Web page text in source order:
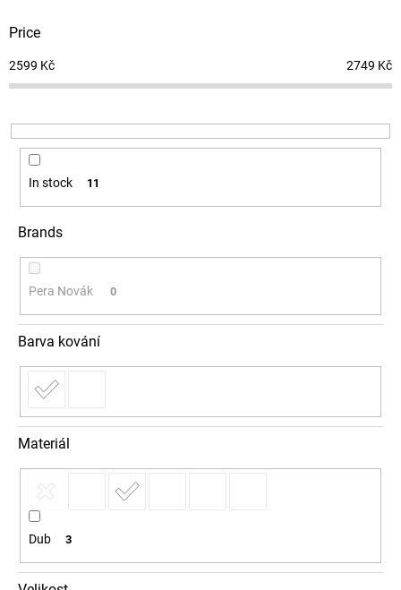
o
t
i
g
Price
2599 Kč 2749 Kč
In stock 11
Brands
Pera Novák 0
Barva kování
Materiál
Dub 3